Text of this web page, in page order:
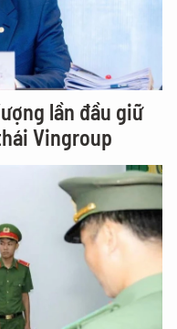
lần đầu giữ
Vingroup